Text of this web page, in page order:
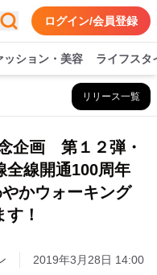
ログイン/会員登録
ッション・美容 ライフスタ
リリース一覧
企画 第１２弾・
全線開通100周年
かウォーキング
！
2019年3月28日 14:00